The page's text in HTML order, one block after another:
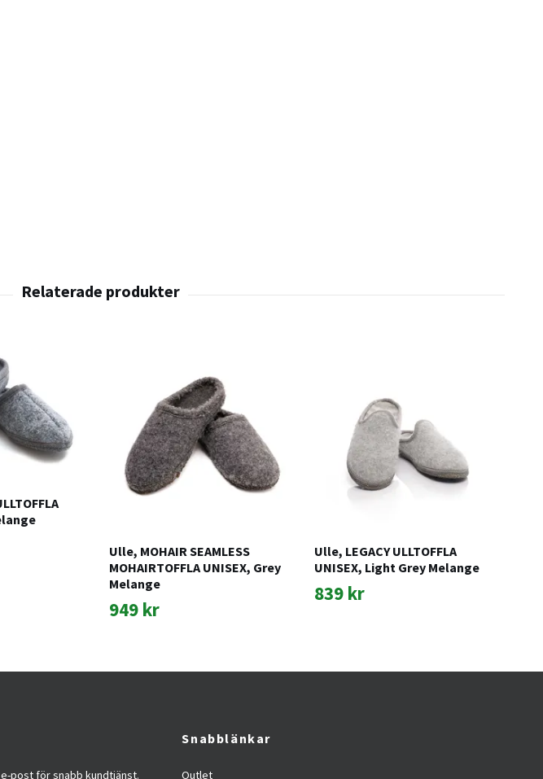
Ulle, MOHAIR SEAMLESS
MOHAIRTOFFLA UNISEX, Grey
Melange
949 kr
Ulle, LEGACY ULLTOFFLA
UNISEX, Light Grey Melange
839 kr
post för snabb kundtjänst.
Snabblänkar
Outlet